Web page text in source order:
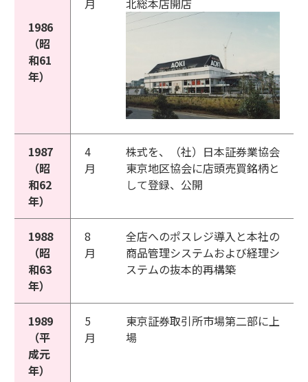
1986
（昭
和61
年）
月 北総本店開店
1987
（昭
和62
年）
4
月
株式を、（社）日本証券業協会
東京地区協会に店頭売買銘柄と
して登録、公開
1988
（昭
和63
年）
8
月
全店へのポスレジ導入と本社の
商品管理システムおよび経理シ
ステムの抜本的再構築
1989
（平
成元
年）
5
月
東京証券取引所市場第二部に上
場